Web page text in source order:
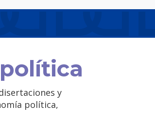
y
política,